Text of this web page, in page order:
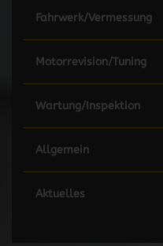
Fahrwerk/Vermessung
Motorrevision/Tuning
Wartung/Inspektion
Allgemein
Aktuelles